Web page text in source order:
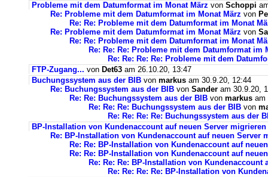
Probleme mit dem Datumformat im Monat März von Schoppi
Re: Probleme mit dem Datumformat im Monat März von
Re: Re: Probleme mit dem Datumformat im Monat
Re: Probleme mit dem Datumformat im Monat März von
Re: Re: Probleme mit dem Datumformat im Monat
Re: Re: Re: Probleme mit dem Datumformat im
Re: Re: Re: Re: Probleme mit dem
FTP-Zugang... von Det63 am 26.10.20, 13:47
Buchungssystem aus der BIB von markus am 30.9.20, 12:44
Re: Buchungssystem aus der BIB von Sander am 30.9.20,
Re: Re: Buchungssystem aus der BIB von markus am
Re: Re: Re: Buchungssystem aus der BIB von
Re: Re: Re: Re: Buchungssystem aus der
BP-Installation von Kundenaccount auf neuen Server migrieren
Re: BP-Installation von Kundenaccount auf neuen Server
Re: Re: BP-Installation von Kundenaccount auf
Re: Re: BP-Installation von Kundenaccount auf
Re: Re: Re: BP-Installation von Kundenaccount
Re: Re: Re: Re: BP-Installation von